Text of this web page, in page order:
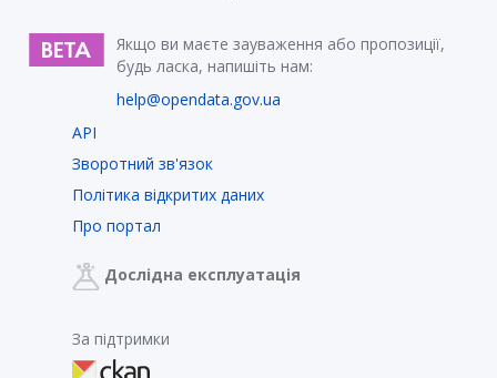
Якщо ви маєте зауваження або пропозиції,
будь ласка, напишіть нам:
help@opendata.gov.ua
API
Зворотний зв'язок
Політика відкритих даних
Про портал
Дослідна експлуатація
За підтримки